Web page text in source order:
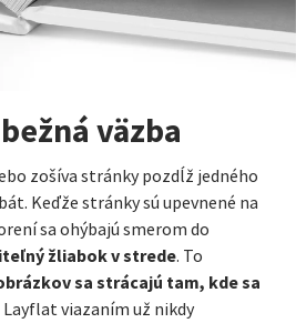
väzba
zošíva stránky pozdĺž jedného
Keďže stránky sú upevnené na
sa ohýbajú smerom do
žliabok v strede. To
sa strácajú tam, kde sa
Layflat viazaním už nikdy